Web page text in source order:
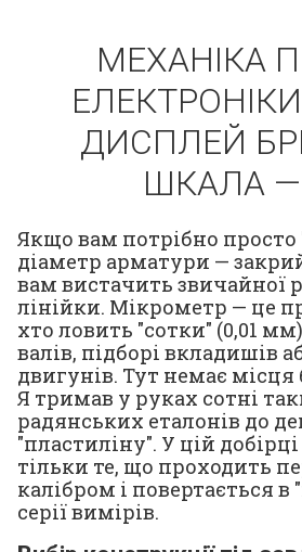
МЕХАНІКА
ДИСПЛЕЙ
ШКАЛА —
Якщо вам потрібно
діаметр арматури —
вам вистачить звичайної
лінійки. Мікрометр — це
хто ловить "сотки" (0,01
валів, підборі вкладишів
двигунів. Тут немає місця
Я тримав у руках сотні
радянських еталонів до
"пластиліну". У цій
тільки те, що проходить
калібром і повертається в
серії вимірів.